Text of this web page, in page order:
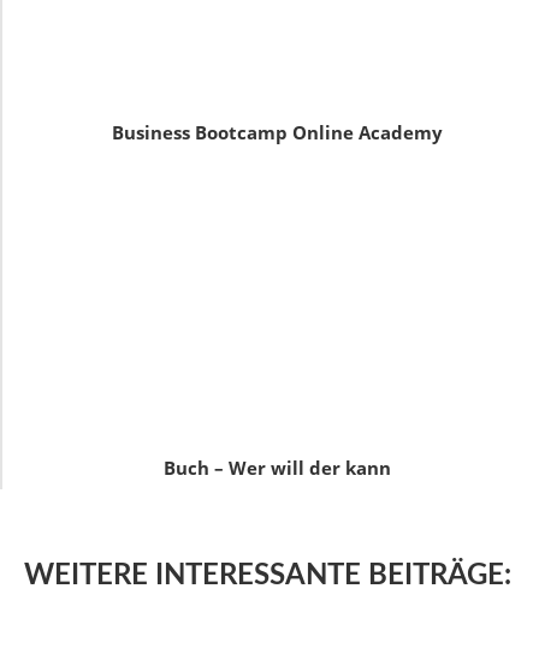
Business Bootcamp Online Academy
Buch – Wer will der kann
WEITERE INTERESSANTE BEITRÄGE: